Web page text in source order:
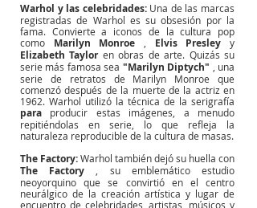
Warhol y las celebridades: Una de las marcas
registradas de Warhol es su obsesión por la
fama. Convierte a iconos de la cultura pop
como
Marilyn Monroe Elvis Presley y
Elizabeth Taylor en obras de arte. Quizás su
serie más famosa sea "Marilyn Diptych"
, una
serie de retratos de Marilyn Monroe que
comenzó después de la muerte de la actriz en
1962. Warhol utilizó la técnica de la serigrafía
para
producir estas imágenes, a menudo
repitiéndolas en serie, lo que refleja la
naturaleza reproducible de la cultura de masas.
The Factory:Warhol también dejó su huella con
The Factory
, su emblemático estudio
neoyorquino que se convirtió en el centro
neurálgico de la creación artística y lugar de
encuentro de celebridades, artistas, músicos y